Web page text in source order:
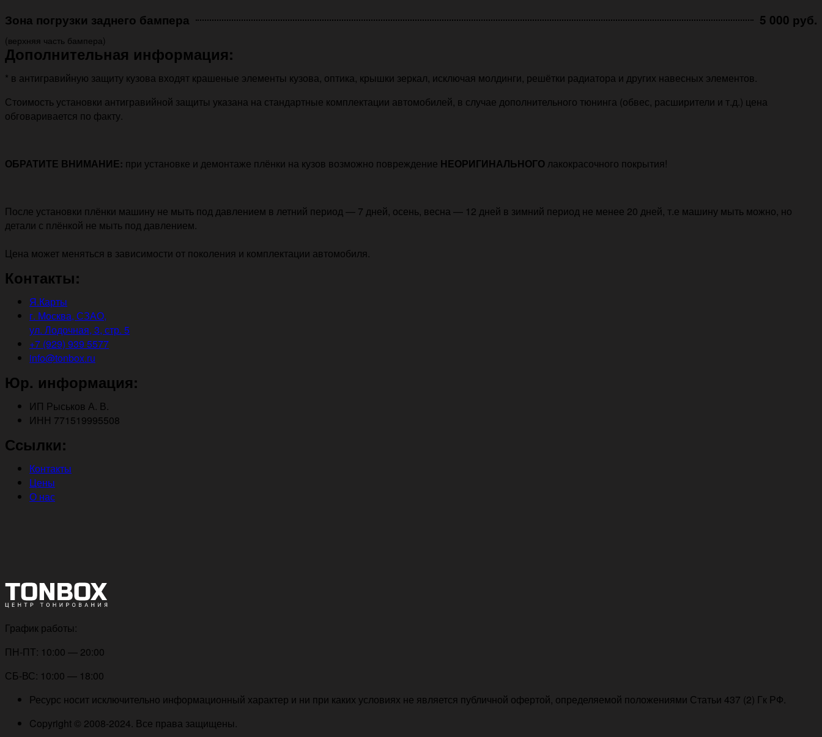
Зона погрузки заднего бампера 5 000 руб.
(верхняя часть бампера)
Дополнительная информация:
* в антигравийную защиту кузова входят крашеные элементы кузова, оптика, крышки зеркал, исключая молдинги, решётки радиатора и других навесных элементов.
Стоимость установки антигравийной защиты указана на стандартные комплектации автомобилей, в случае дополнительного тюнинга (обвес, расширители и т.д.) цена
обговаривается по факту.
ОБРАТИТЕ ВНИМАНИЕ: при установке и демонтаже плёнки на кузов возможно повреждение НЕОРИГИНАЛЬНОГОлакокрасочного покрытия!
После установки плёнки машину не мыть под давлением в летний период — 7 дней, осень, весна — 12 дней в зимний период не менее 20 дней, т.е машину мыть можно, но
детали с плёнкой не мыть под давлением.
Цена может меняться в зависимости от поколения и комплектации автомобиля.
Контакты:
Я.Карты
г. Москва, СЗАО,
ул. Лодочная, 3, стр. 5
+7 (929) 939 5577
info@tonbox.ru
Юр. информация:
ИП Рыськов А. В.
ИНН 771519995508
Ссылки:
Контакты
Цены
О нас
График работы:
ПН-ПТ: 10:00 — 20:00
СБ-ВС: 10:00 — 18:00
Ресурс носит исключительно информационный характер и ни при каких условиях не является публичной офертой, определяемой положениями Статьи 437 (2) Гк РФ.
Copyright © 2008-2024. Все права защищены.